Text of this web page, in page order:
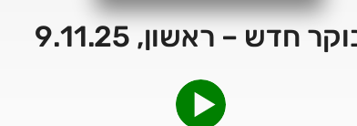
חדש – ראשון, 9.11.25